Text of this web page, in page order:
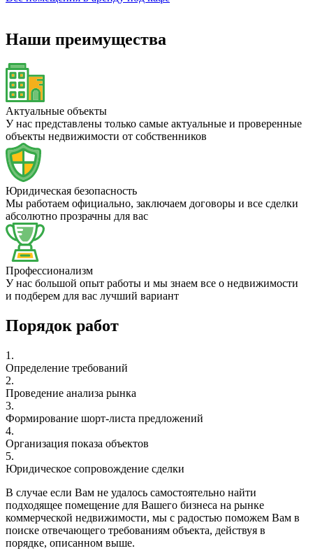
Наши преимущества
Актуальные объекты
У нас представлены только самые актуальные и проверенные
объекты недвижимости от собственников
Юридическая безопасность
Мы работаем официально, заключаем договоры и все сделки
абсолютно прозрачны для вас
Профессионализм
У нас большой опыт работы и мы знаем все о недвижимости
и подберем для вас лучший вариант
Порядок работ
1.
Определение требований
2.
Проведение анализа рынка
3.
Формирование шорт-листа предложений
4.
Организация показа объектов
5.
Юридическое сопровождение сделки
В случае если Вам не удалось самостоятельно найти
подходящее помещение для Вашего бизнеса на рынке
коммерческой недвижимости, мы с радостью поможем Вам в
поиске отвечающего требованиям объекта, действуя в
порядке, описанном выше.